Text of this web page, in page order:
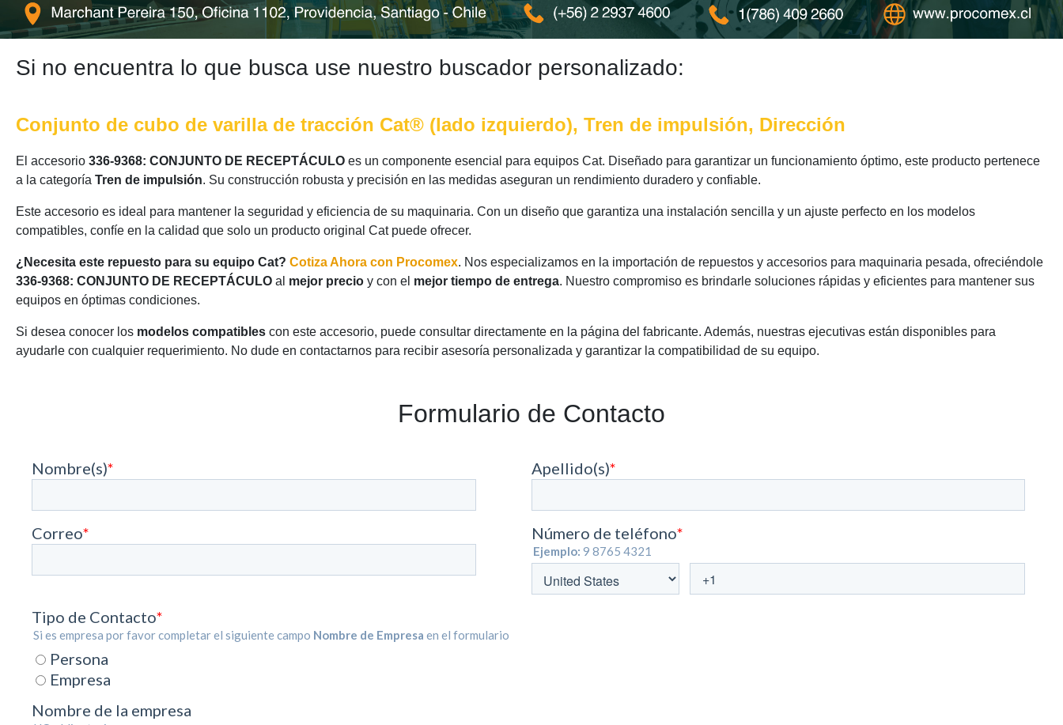
Si no encuentra lo que busca use nuestro buscador personalizado:
Conjunto de cubo de varilla de tracción Cat® (lado izquierdo), Tren de impulsión, Dirección
El accesorio 336-9368: CONJUNTO DE RECEPTÁCULO es un componente esencial para equipos Cat. Diseñado para garantizar un funcionamiento óptimo, este producto pertenece
a la categoría Tren de impulsión. Su construcción robusta y precisión en las medidas aseguran un rendimiento duradero y confiable.
Este accesorio es ideal para mantener la seguridad y eficiencia de su maquinaria. Con un diseño que garantiza una instalación sencilla y un ajuste perfecto en los modelos
compatibles, confíe en la calidad que solo un producto original Cat puede ofrecer.
¿Necesita este repuesto para su equipo Cat? Cotiza Ahora con Procomex. Nos especializamos en la importación de repuestos y accesorios para maquinaria pesada, ofreciéndole
336-9368: CONJUNTO DE RECEPTÁCULO al mejor precio y con el mejor tiempo de entrega. Nuestro compromiso es brindarle soluciones rápidas y eficientes para mantener sus
equipos en óptimas condiciones.
Si desea conocer los modelos compatibles con este accesorio, puede consultar directamente en la página del fabricante. Además, nuestras ejecutivas están disponibles para
ayudarle con cualquier requerimiento. No dude en contactarnos para recibir asesoría personalizada y garantizar la compatibilidad de su equipo.
Formulario de Contacto